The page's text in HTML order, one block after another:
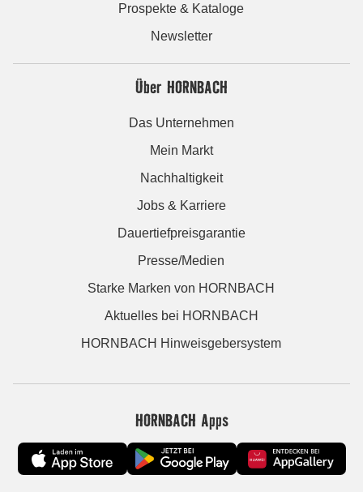
Prospekte & Kataloge
Newsletter
Über HORNBACH
Das Unternehmen
Mein Markt
Nachhaltigkeit
Jobs & Karriere
Dauertiefpreisgarantie
Presse/Medien
Starke Marken von HORNBACH
Aktuelles bei HORNBACH
HORNBACH Hinweisgebersystem
HORNBACH Apps